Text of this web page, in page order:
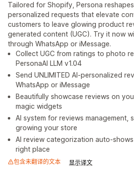
Tailored for Shopify, Persona
personalized requests that elevate
customers to leave glowing product
generated content (UGC). Try it now
through WhatsApp or iMessage.
Collect UGC from ratings to photo
PersonaAI LLM v1.04
Send UNLIMITED AI-personalized
WhatsApp or iMessage
Beautifully showcase reviews on
magic widgets
AI system for reviews management,
growing your store
AI review categorization auto-
right place
包含未翻译的文本 显示译文